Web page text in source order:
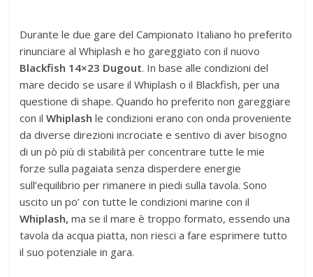
Durante le due gare del Campionato Italiano ho preferito
rinunciare al Whiplash e ho gareggiato con il nuovo
Blackfish 14×23 Dugout. In base alle condizioni del
mare decido se usare il Whiplash o il Blackfish, per una
questione di shape. Quando ho preferito non gareggiare
con ilWhiplash le condizioni erano con onda proveniente
da diverse direzioni incrociate e sentivo di aver bisogno
di un pò più di stabilità per concentrare tutte le mie
forze sulla pagaiata senza disperdere energie
sull’equilibrio per rimanere in piedi sulla tavola. Sono
uscito un po’ con tutte le condizioni marine con il
Whiplash, ma se il mare è troppo formato, essendo una
tavola da acqua piatta, non riesci a fare esprimere tutto
il suo potenziale in gara.